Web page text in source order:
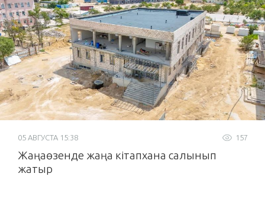
157
05 АВГУСТА 15:38
Жаңаөзенде жаңа кітапхана салынып
жатыр